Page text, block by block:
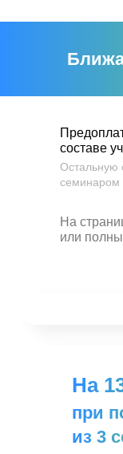
составе
Остальную
семинаром
На
или
На
при
из 3